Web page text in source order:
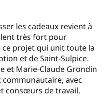
les cadeaux revient à
très fort pour
ce projet qui unit toute la
et de Saint-Sulpice.
et Marie-Claude Grondin
avec
consœurs de travail.